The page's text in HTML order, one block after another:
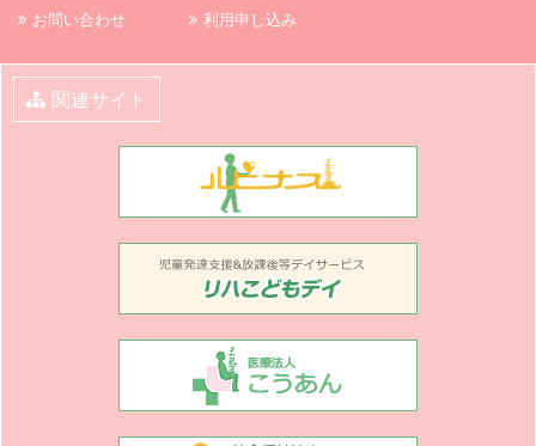
お問い合わせ
利用申し込み
関連サイト